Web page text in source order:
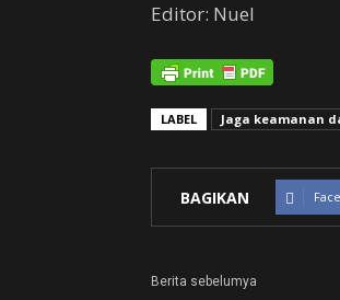
Editor: Nuel
LABEL Jaga keamanan
BAGIKAN
Berita sebelumya